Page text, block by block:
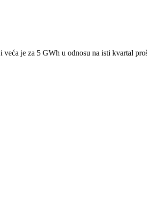
i veća je za 5 GWh u odnosu na isti kvartal